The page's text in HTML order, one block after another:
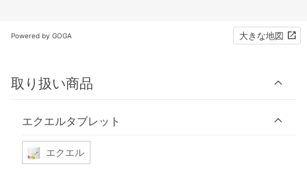
Powered by GOGA 大きな地図
取り扱い商品
エクエルタブレット
エクエル